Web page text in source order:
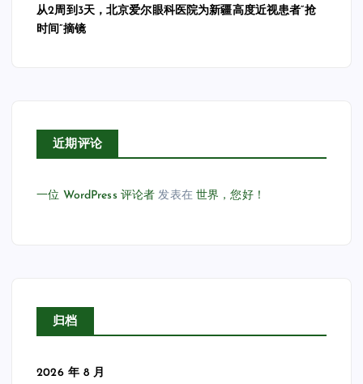
从2周到3天，北京爱尔眼科医院为新疆高度近视患者“抢
时间”摘镜
近期评论
一位 WordPress 评论者 发表在世界，您好！
归档
2026 年 8 月